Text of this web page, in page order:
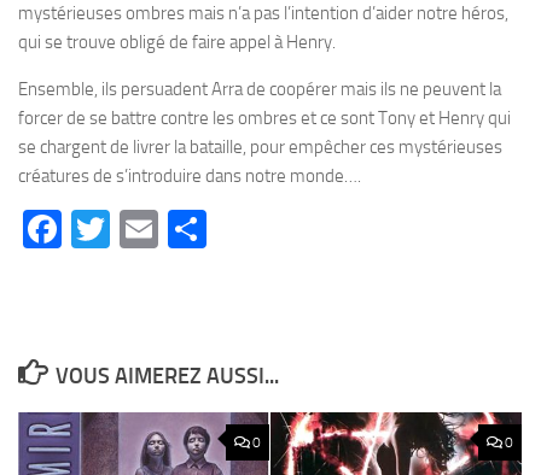
mystérieuses ombres mais n’a pas l’intention d’aider notre héros,
qui se trouve obligé de faire appel à Henry.
Ensemble, ils persuadent Arra de coopérer mais ils ne peuvent la
forcer de se battre contre les ombres et ce sont Tony et Henry qui
se chargent de livrer la bataille, pour empêcher ces mystérieuses
créatures de s’introduire dans notre monde….
Facebook
Twitter
Email
VOUS AIMEREZ AUSSI...
0 0